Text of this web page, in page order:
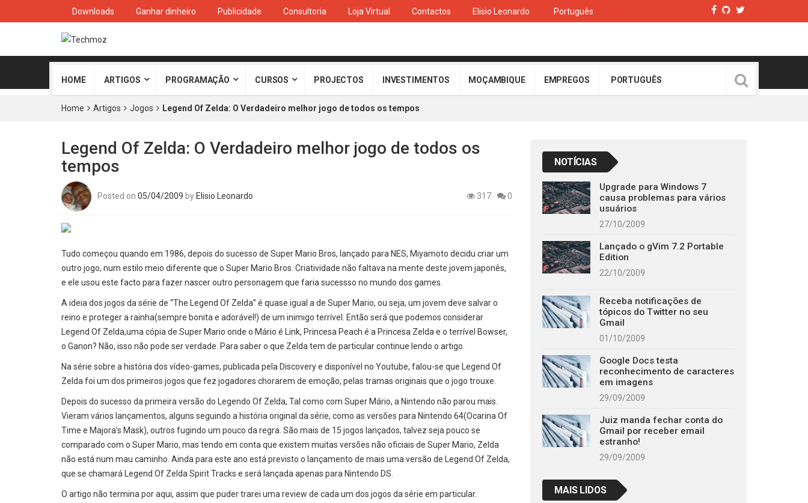
Downloads Ganhar dinheiro Publicidade Consultoria Loja Virtual Contactos Elisio Leonardo Português
HOME ARTIGOS PROGRAMAÇÃO CURSOS PROJECTOS INVESTIMENTOS MOÇAMBIQUE EMPREGOS PORTUGUÊS
Home Artigos Jogos Legend Of Zelda: O Verdadeiro melhor jogo de todos os tempos
Legend Of Zelda: O Verdadeiro melhor jogo de todos os
tempos
Posted on 05/04/2009 by Elisio Leonardo 317 0
Tudo começou quando em 1986, depois do sucesso de Super Mario Bros, lançado para NES, Miyamoto decidu criar um
outro jogo, num estilo meio diferente que o Super Mario Bros. Criatividade não faltava na mente deste jovem japonês,
e ele usou este facto para fazer nascer outro personagem que faria sucessso no mundo dos games.
A ideia dos jogos da série de “The Legend Of Zelda” é quase igual a de Super Mario, ou seja, um jovem deve salvar o
reino e proteger a rainha(sempre bonita e adorável!) de um inimigo terrível. Então será que podemos considerar
Legend Of Zelda,uma cópia de Super Mario onde o Mário é Link, Princesa Peach é a Princesa Zelda e o terrível Bowser,
o Ganon? Não, isso não pode ser verdade. Para saber o que Zelda tem de particular continue lendo o artigo.
Na série sobre a história dos vídeo-games, publicada pela Discovery e disponível no Youtube, falou-se que Legend Of
Zelda foi um dos primeiros jogos que fez jogadores chorarem de emoção, pelas tramas originais que o jogo trouxe.
Depois do sucesso da primeira versão do Legendo Of Zelda, Tal como com Super Mário, a Nintendo não parou mais.
Vieram vários lançamentos, alguns seguindo a história original da série, como as versões para Nintendo 64(Ocarina Of
Time e Majora’s Mask), outros fugindo um pouco da regra. São mais de 15 jogos lançados, talvez seja pouco se
comparado com o Super Mario, mas tendo em conta que existem muitas versões não oficiais de Super Mario, Zelda
não está num mau caminho. Ainda para este ano está previsto o lançamento de mais uma versão de Legend Of Zelda,
que se chamará Legend Of Zelda Spirit Tracks e será lançada apenas para Nintendo DS.
O artigo não termina por aqui, assim que puder trarei uma review de cada um dos jogos da série em particular.
NOTÍCIAS
Upgrade para Windows 7
causa problemas para vários
usuários
27/10/2009
Lançado o gVim 7.2 Portable
Edition
22/10/2009
Receba notificações de
tópicos do Twitter no seu
Gmail
01/10/2009
Google Docs testa
reconhecimento de caracteres
em imagens
29/09/2009
Juiz manda fechar conta do
Gmail por receber email
estranho!
29/09/2009
MAIS LIDOS